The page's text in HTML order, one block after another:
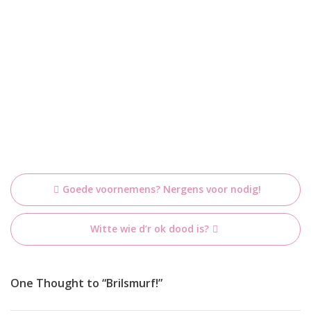
Bericht
navigatie
Goede voornemens? Nergens voor nodig!
Witte wie d’r ok dood is?
One Thought to “Brilsmurf!”